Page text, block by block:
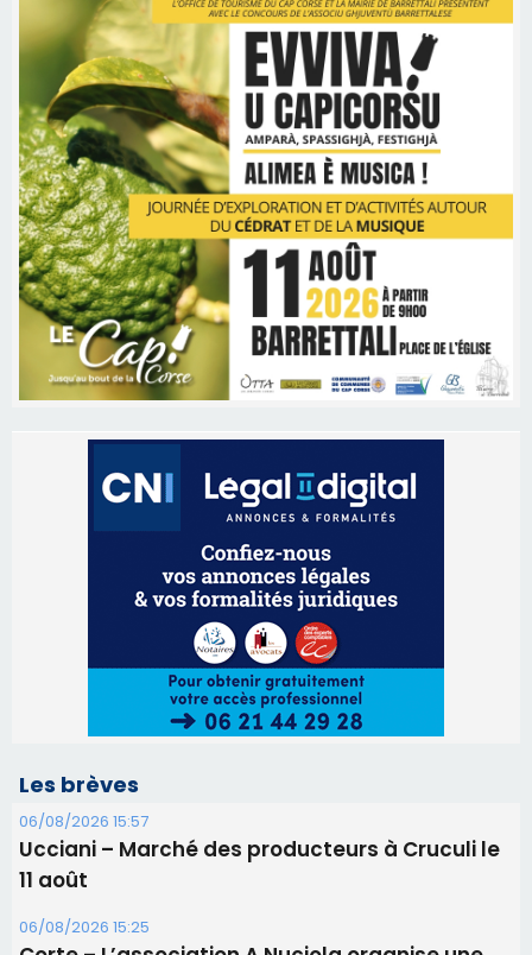
Les brèves
Ucciani – Marché des producteurs à Cruculi le
Corte – L’association A Nuciola organise une
projection sous les étoiles
Alata - Soirée Tango Argentin au stade de San
Benedetto
05/08/2026 09:53
Biguglia : messe de la Sainte-Marie et
procession le 14 août